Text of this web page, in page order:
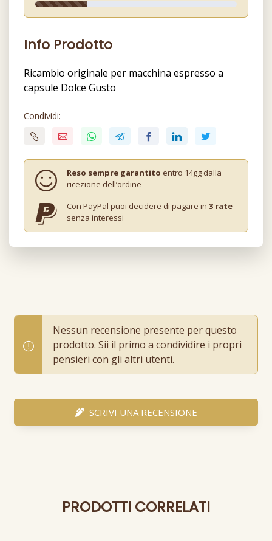
Info Prodotto
Ricambio originale per macchina espresso a
capsule Dolce Gusto
Condividi:
Reso sempre garantito entro 14gg dalla
ricezione dell’ordine
Con PayPal puoi decidere di pagare in 3 rate
senza interessi
Nessun recensione presente per questo
prodotto. Sii il primo a condividire i propri
pensieri con gli altri utenti.
SCRIVI UNA RECENSIONE
PRODOTTI CORRELATI